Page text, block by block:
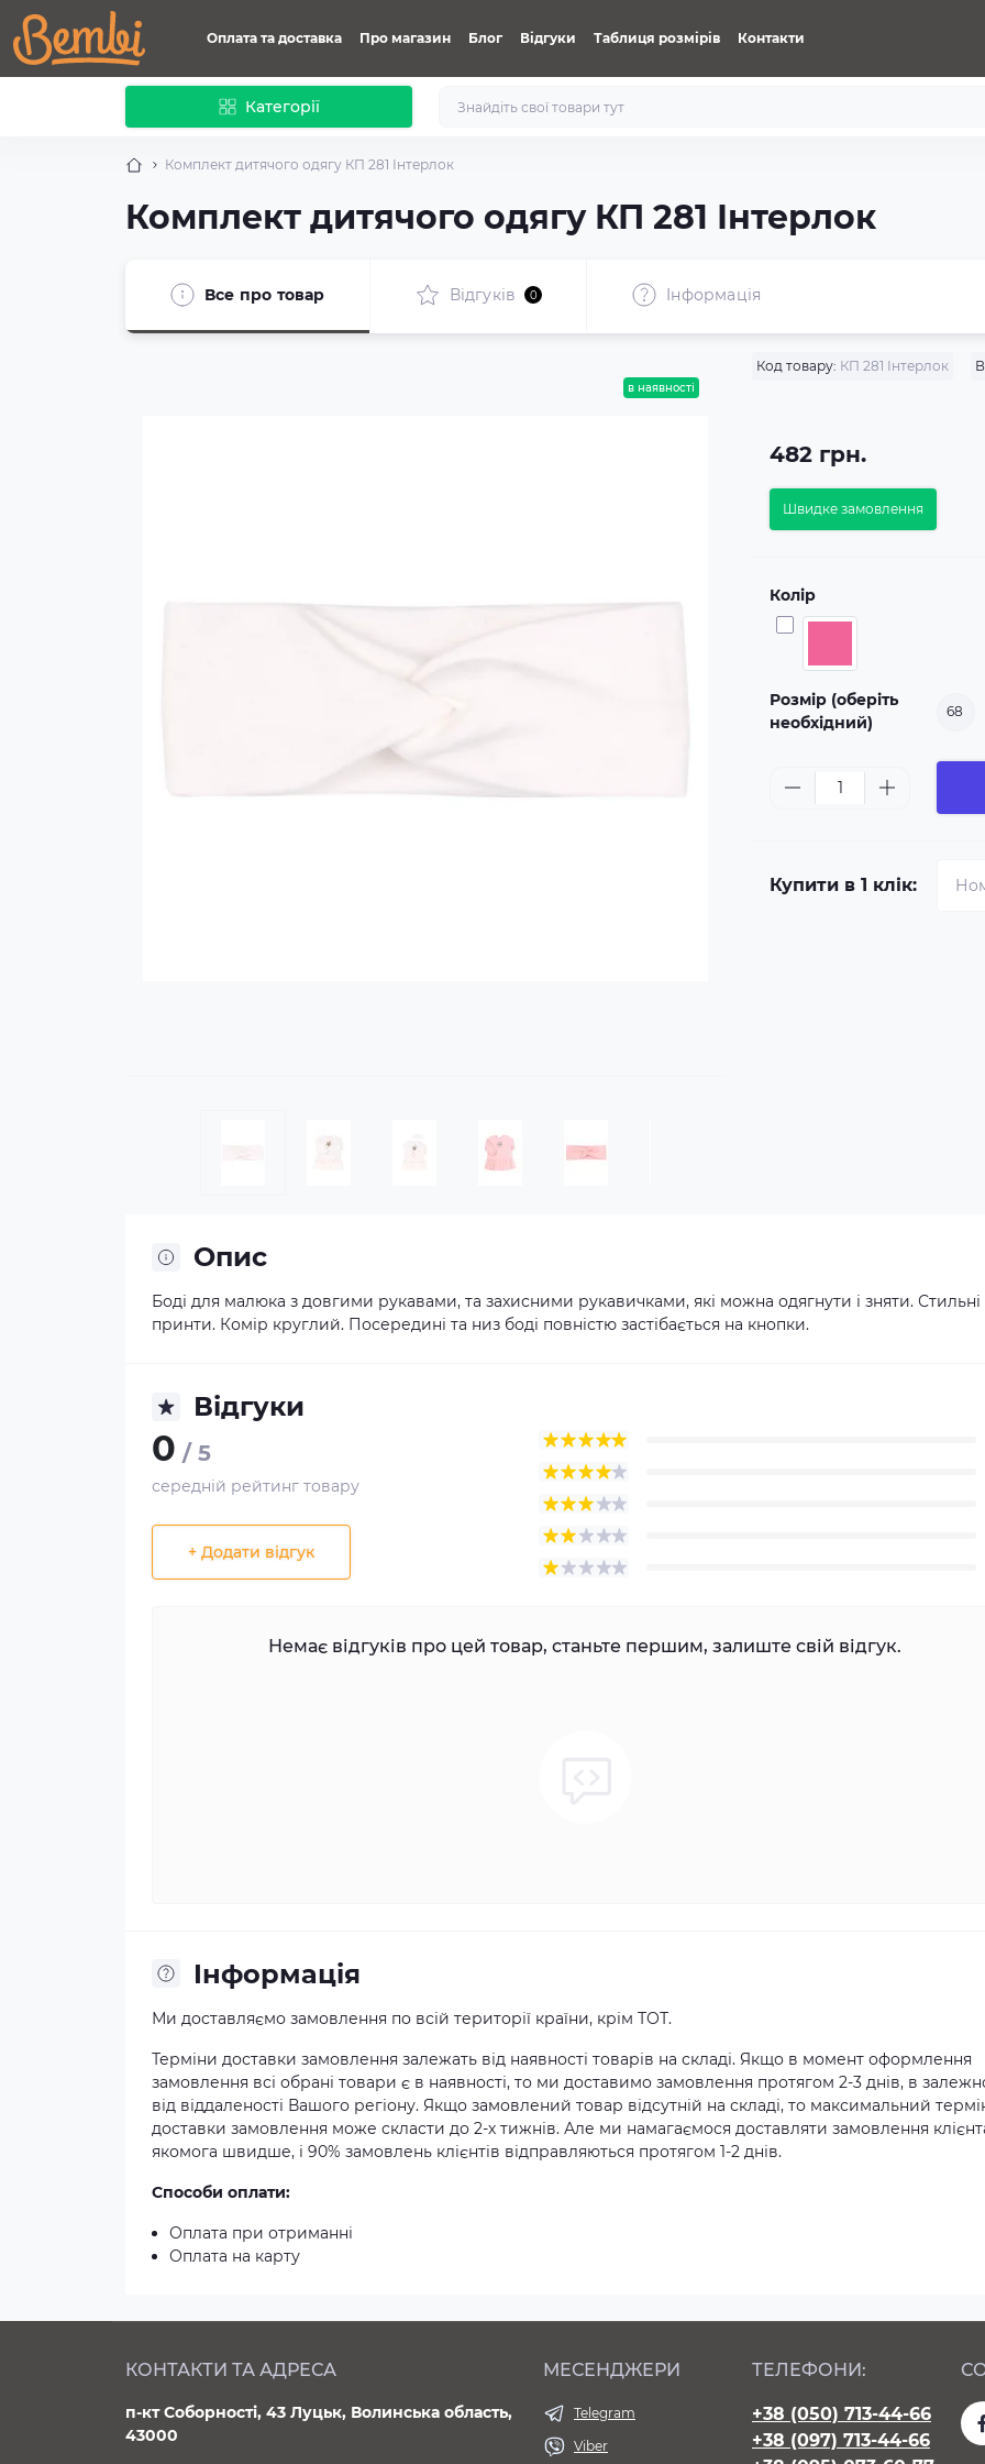
Оплата та доставка Про магазин Блог Відгуки Таблиця розмірів Контакти
Категорії
Комплект дитячого одягу КП 281 Інтерлок
Комплект дитячого одягу КП 281 Інтерлок
Все про товар Відгуків 0 Iнформація
в наявності
Код товару: КП 281 Інтерлок
482 грн.
Швидке замовлення
Колір
Розмір (оберіть
необхідний)
68
Купити в 1 клік:
Опис
Боді для малюка з довгими рукавами, та захисними рукавичками, які можна одягнути і зняти. Стильні
принти. Комір круглий. Посередині та низ боді повністю застібається на кнопки.
Відгуки
0 / 5
середній рейтинг товару
+ Додати відгук
Немає відгуків про цей товар, станьте першим, залиште свій відгук.
Iнформація
Ми доставляємо замовлення по всій території країни, крім ТОТ.
Терміни доставки замовлення залежать від наявності товарів на складі. Якщо в момент оформлення
замовлення всі обрані товари є в наявності, то ми доставимо замовлення протягом 2-3 днів, в
від віддаленості Вашого регіону. Якщо замовлений товар відсутній на складі, то максимальний
доставки замовлення може скласти до 2-х тижнів. Але ми намагаємося доставляти замовлення
якомога швидше, і 90% замовлень клієнтів відправляються протягом 1-2 днів.
Способи оплати:
Оплата при отриманні
Оплата на карту
КОНТАКТИ ТА АДРЕСА
п-кт Соборності, 43 Луцьк, Волинська область,
43000
МЕСЕНДЖЕРИ
Telegram
Viber
ТЕЛЕФОНИ:
+38 (050) 713-44-66
+38 (097) 713-44-66